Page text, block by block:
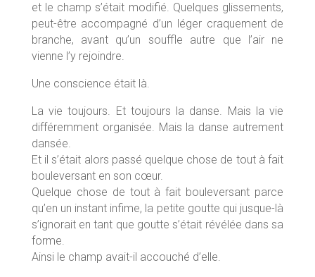
et le champ s’était modifié. Quelques glissements,
peut-être accompagné d’un léger craquement de
branche, avant qu’un souffle autre que l’air ne
vienne l’y rejoindre.
Une conscience était là.
La vie toujours. Et toujours la danse. Mais la vie
différemment organisée. Mais la danse autrement
dansée.
Et il s’était alors passé quelque chose de tout à fait
bouleversant en son cœur.
Quelque chose de tout à fait bouleversant parce
qu’en un instant infime, la petite goutte qui jusque-là
s’ignorait en tant que goutte s’était révélée dans sa
forme.
Ainsi le champ avait-il accouché d’elle.